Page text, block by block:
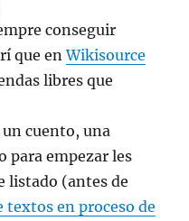
conseguir
que enWikisource
libres que
cuento, una
para empezar les
listado (antes de
textos en proceso de